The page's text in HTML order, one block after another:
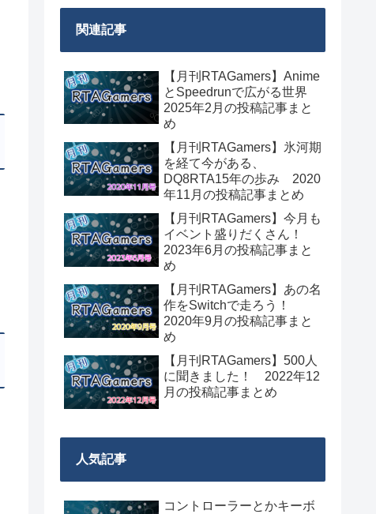
関連記事
【月刊RTAGamers】Anime
とSpeedrunで広がる世界
2025年2月の投稿記事まと
め
【月刊RTAGamers】氷河期
を経て今がある、
DQ8RTA15年の歩み 2020
年11月の投稿記事まとめ
【月刊RTAGamers】今月も
イベント盛りだくさん！
2023年6月の投稿記事まと
め
【月刊RTAGamers】あの名
作をSwitchで走ろう！
2020年9月の投稿記事まと
め
【月刊RTAGamers】500人
に聞きました！ 2022年12
月の投稿記事まとめ
人気記事
コントローラーとかキーボ